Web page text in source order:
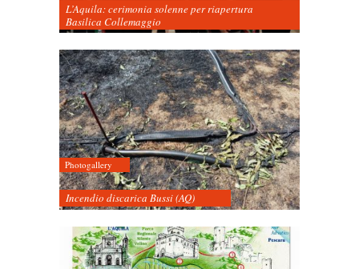
L’Aquila: cerimonia solenne per riapertura
Basilica Collemaggio
Photogallery
Incendio discarica Bussi (AQ)